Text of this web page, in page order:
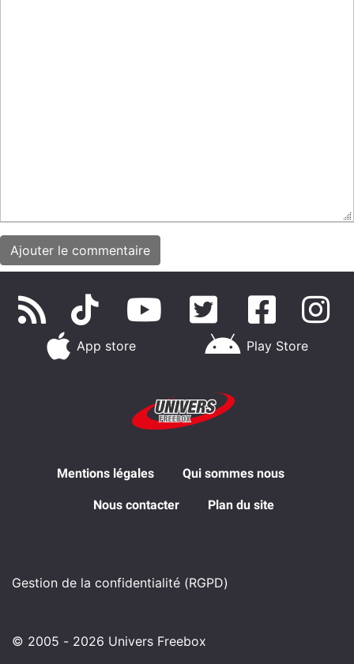
App store Play Store
Mentions légales Qui sommes nous
Nous contacter Plan du site
Gestion de la confidentialité (RGPD)
© 2005 - 2026 Univers Freebox